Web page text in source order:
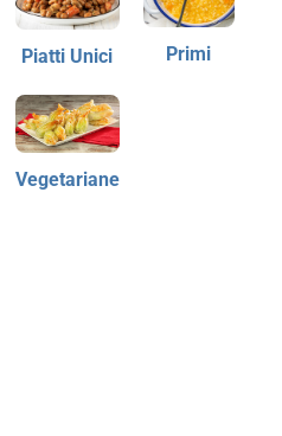
Piatti Unici Primi
Vegetariane